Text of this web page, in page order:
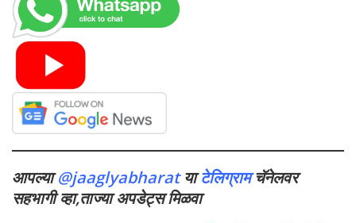
आपल्या@jaaglyabharatयाटेलिग्रामचॅनेलवर
सहभागी व्हा,ताज्या अपडेट्स मिळवा